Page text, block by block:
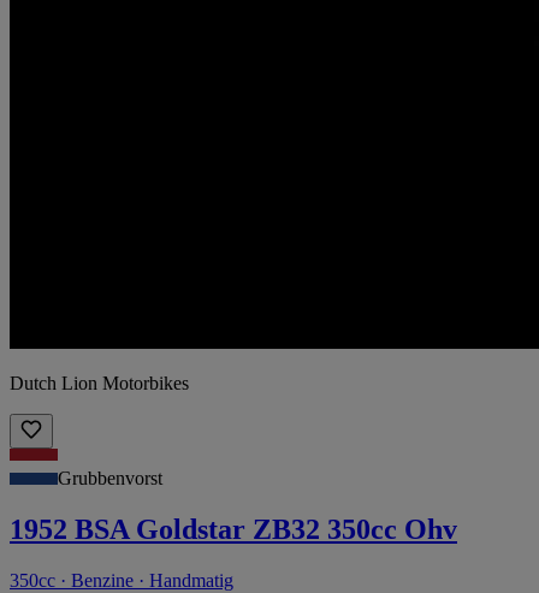
Dutch Lion Motorbikes
Grubbenvorst
1952 BSA Goldstar ZB32 350cc Ohv
350cc · Benzine · Handmatig